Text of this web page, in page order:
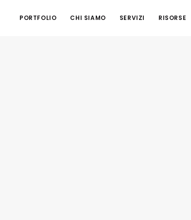
PORTFOLIO CHI SIAMO SERVIZI RISORSE